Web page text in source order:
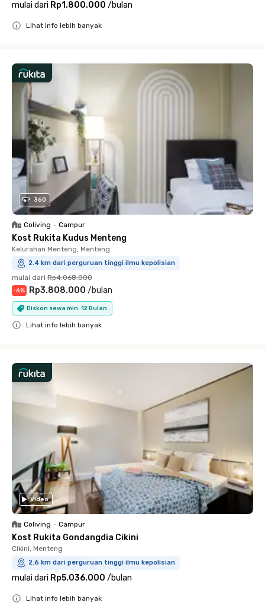
mulai dari Rp1.800.000 /bulan
Lihat info lebih banyak
360
Coliving • Campur
Kost Rukita Kudus Menteng
Kelurahan Menteng, Menteng
2.4 km dari perguruan tinggi ilmu kepolisian
mulai dari Rp4.068.000
-6% Rp3.808.000 /bulan
Diskon sewa min. 12 Bulan
Lihat info lebih banyak
Video
Coliving • Campur
Kost Rukita Gondangdia Cikini
Cikini, Menteng
2.6 km dari perguruan tinggi ilmu kepolisian
mulai dari Rp5.036.000 /bulan
Lihat info lebih banyak